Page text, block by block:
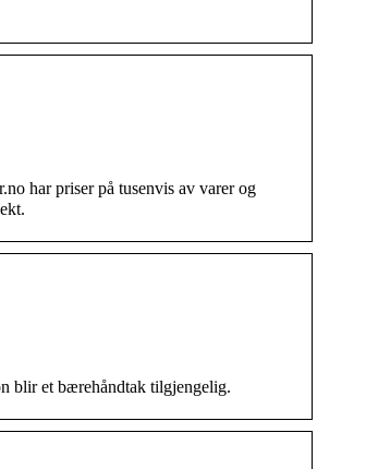
har priser på tusenvis av varer og
blir et bærehåndtak tilgjengelig.